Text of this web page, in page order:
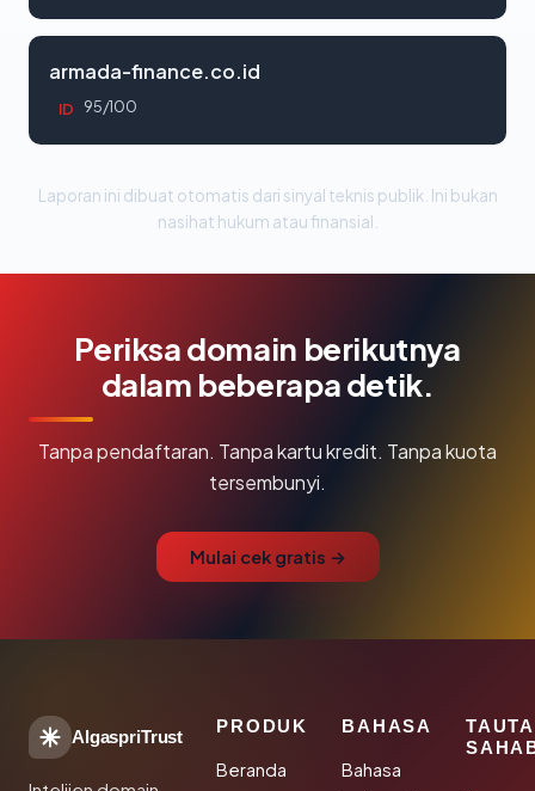
armada-finance.co.id
ID 95/100
Laporan ini dibuat otomatis dari sinyal teknis publik. Ini bukan
nasihat hukum atau finansial.
Periksa domain berikutnya
dalam beberapa detik.
Tanpa pendaftaran. Tanpa kartu kredit. Tanpa kuota
tersembunyi.
Mulai cek gratis →
AlgaspriTrust
PRODUK
Beranda
BAHASA
Bahasa